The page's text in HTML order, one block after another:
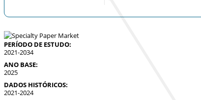
PERÍODO DE ESTUDO:
2021-2034
ANO BASE:
2025
DADOS HISTÓRICOS:
2021-2024